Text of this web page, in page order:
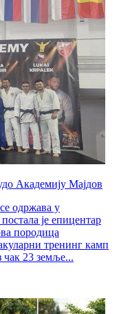
Академију Мајдов
одржава у
је епицентар
породица
тренинг камп
чак 23 земље...